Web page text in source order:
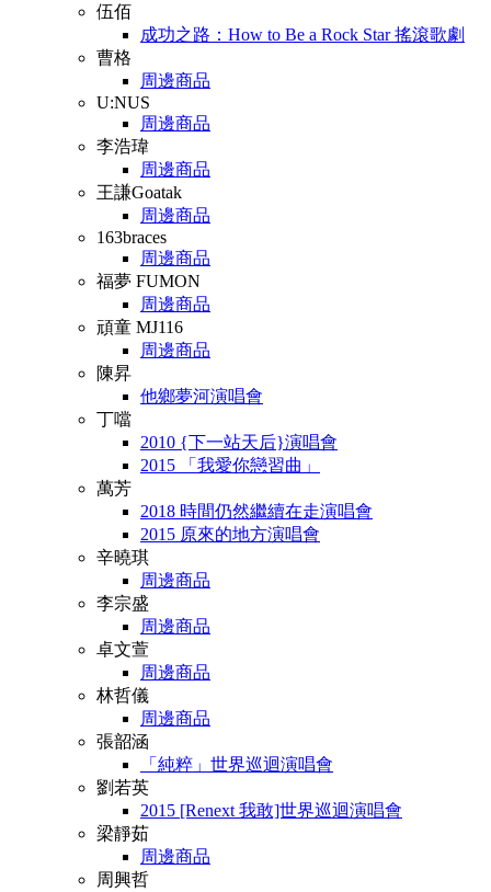
伍佰
成功之路：How to Be a Rock Star 搖滾歌劇
曹格
周邊商品
U:NUS
周邊商品
李浩瑋
周邊商品
王謙Goatak
周邊商品
163braces
周邊商品
福夢 FUMON
周邊商品
頑童 MJ116
周邊商品
陳昇
他鄉夢河演唱會
丁噹
2010 {下一站天后}演唱會
2015 「我愛你戀習曲」
萬芳
2018 時間仍然繼續在走演唱會
2015 原來的地方演唱會
辛曉琪
周邊商品
李宗盛
周邊商品
卓文萱
周邊商品
林哲儀
周邊商品
張韶涵
「純粹」世界巡迴演唱會
劉若英
2015 [Renext 我敢]世界巡迴演唱會
梁靜茹
周邊商品
周興哲